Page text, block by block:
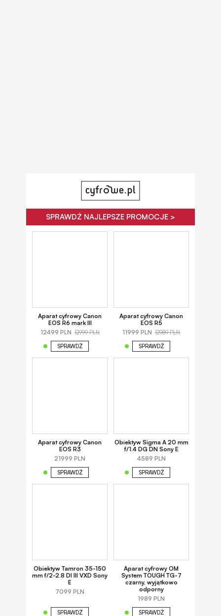
SPRAWDŹ NAJLEPSZE PROMOCJE >
Aparat cyfrowy Canon
EOS R6 mark III
12499 PLN 12999 PLN
SPRAWDŹ
Aparat cyfrowy Canon
EOS R5
11999 PLN 12989 PLN
SPRAWDŹ
Aparat cyfrowy Canon
EOS R3
21999 PLN
SPRAWDŹ
Obiektyw Sigma A 20 mm
f/1.4 DG DN Sony E
4589 PLN
SPRAWDŹ
Obiektyw Tamron 35-150
mm f/2-2.8 DI III VXD Sony
E
7099 PLN
SPRAWDŹ
Aparat cyfrowy OM
System TOUGH TG-7
czarny, wyjątkowo
odporny
1989 PLN
SPRAWDŹ